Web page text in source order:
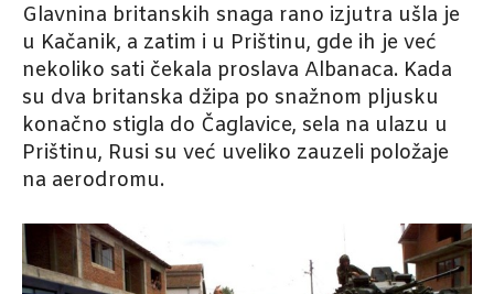
Glavnina britanskih snaga rano izjutra ušla je
u Kačanik, a zatim i u Prištinu, gde ih je već
nekoliko sati čekala proslava Albanaca. Kada
su dva britanska džipa po snažnom pljusku
konačno stigla do Čaglavice, sela na ulazu u
Prištinu, Rusi su već uveliko zauzeli položaje
na aerodromu.